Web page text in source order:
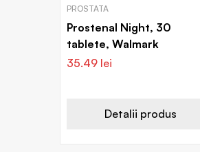
PROSTATA
Prostenal Night, 30
tablete, Walmark
35.49 lei
Detalii produs